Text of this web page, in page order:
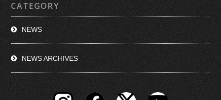
CATEGORY
NEWS
NEWS ARCHIVES